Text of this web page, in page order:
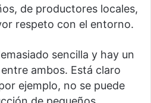
de productores locales,
respeto con el entorno.
sencilla y hay un
ambos. Está claro
ejemplo, no se puede